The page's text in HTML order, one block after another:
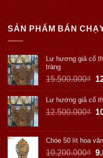
SẢN PHẨM BÁN
Lư hương giả cổ
tràng
15.500.000₫
Lư hương giả cổ
12.500.000₫
Chóe 50 lít hoa
10.200.000₫